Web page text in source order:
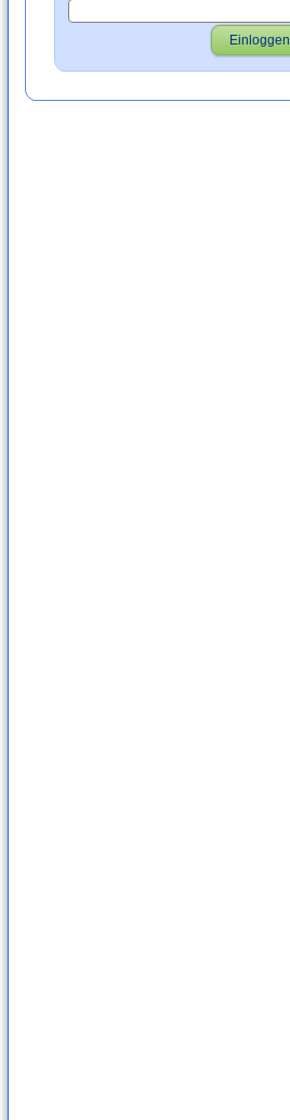
Einloggen